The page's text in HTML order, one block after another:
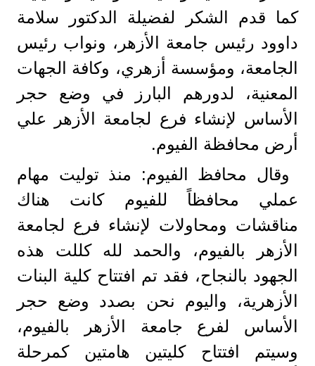
كما قدم الشكر لفضيلة الدكتور سلامة
داوود رئيس جامعة الأزهر، ونواب رئيس
الجامعة، ومؤسسة أزهري، وكافة الجهات
المعنية، لدورهم البارز في وضع حجر
الأساس لإنشاء فرع لجامعة الأزهر علي
أرض محافظة الفيوم.
وقال محافظ الفيوم: منذ توليت مهام
عملي محافظاً للفيوم كانت هناك
مناقشات ومحاولات لإنشاء فرع لجامعة
الأزهر بالفيوم، والحمد لله كللت هذه
الجهود بالنجاح، فقد تم افتتاح كلية البنات
الأزهرية، واليوم نحن بصدد وضع حجر
الأساس لفرع جامعة الأزهر بالفيوم،
وسيتم افتتاح كليتين هامتين كمرحلة